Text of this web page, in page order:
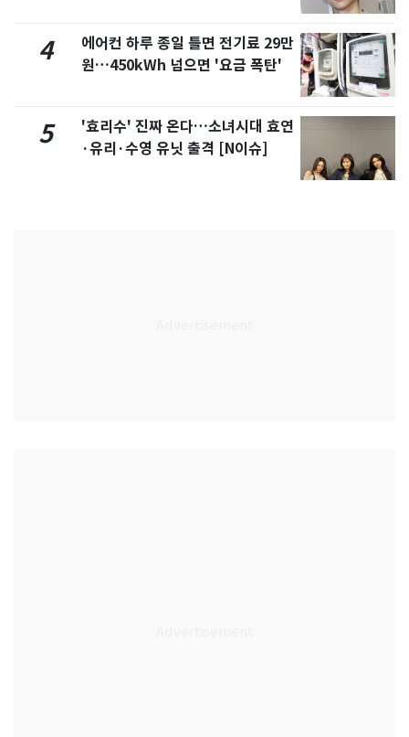
4
에어컨 하루 종일 틀면 전기료 29만
원…450kWh 넘으면 '요금 폭탄'
5
'효리수' 진짜 온다…소녀시대 효연
·유리·수영 유닛 출격 [N이슈]